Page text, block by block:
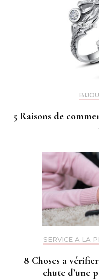
5 Raisons de
SERVICE A LA
8 Choses a
chute d’une